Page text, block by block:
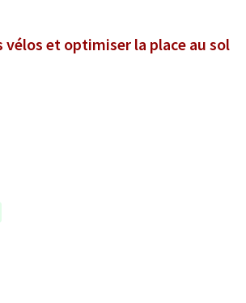
et optimiser la place au sol